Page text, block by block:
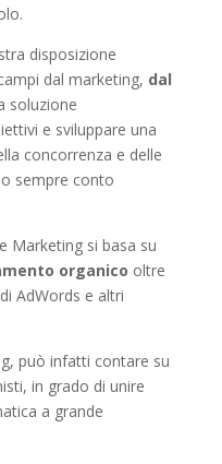
disposizione
dal marketing, dal
soluzione
e sviluppare una
concorrenza e delle
sempre conto
Marketing si basa su
organico oltre
AdWords e altri
può infatti contare su
in grado di unire
a grande